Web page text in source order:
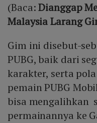
(Baca:Dianggap
Malaysia Larang
Gim ini disebut-
PUBG, baik dari
karakter, serta
pemain PUBG
bisa mengalihkan
permainannya ke